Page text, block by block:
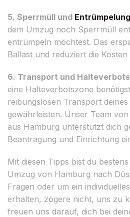
5. Sperrmüll und Entrümpelung
dem Umzug noch Sperrmüll
entrümpeln möchtest. Das
Ballast und reduziert die
6. Transport und
eine Halteverbotszone
reibungslosen Transport
gewährleisten. Unser Team
aus Hamburg unterstützt dich
Beantragung und Einrichtung
Mit diesen Tipps bist du
Umzug von Hamburg nach
Fragen oder um ein
erhalten, zögere nicht, uns zu
freuen uns darauf, dich bei